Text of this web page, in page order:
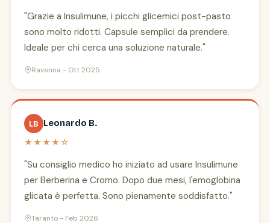
"Grazie a Insulimune, i picchi glicemici post-pasto
sono molto ridotti. Capsule semplici da prendere.
Ideale per chi cerca una soluzione naturale."
Ravenna - Ott 2025
LB
Leonardo B.
★★★★☆
"Su consiglio medico ho iniziato ad usare Insulimune
per Berberina e Cromo. Dopo due mesi, l'emoglobina
glicata è perfetta. Sono pienamente soddisfatto."
Taranto - Feb 2026